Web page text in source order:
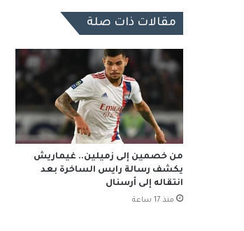
مقالات ذات صلة
من خصمين إلى زميلين.. غيماريش
يكشف رسالة رايس الساخرة بعد
انتقاله إلى أرسنال
منذ 17 ساعة